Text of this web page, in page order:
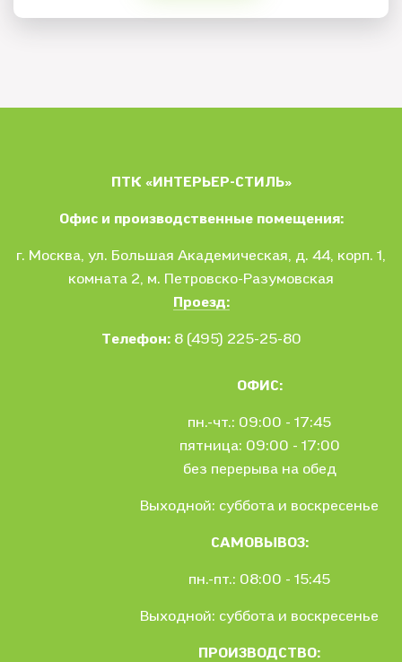
ПТК «ИНТЕРЬЕР-СТИЛЬ»
Офис и производственные помещения:
г. Москва, ул. Большая Академическая, д. 44, корп. 1,
комната 2, м. Петровско-Разумовская
Проезд:
Телефон: 8 (495) 225-25-80
ОФИС:
пн.-чт.: 09:00 - 17:45
пятница: 09:00 - 17:00
без перерыва на обед
Выходной: суббота и воскресенье
САМОВЫВОЗ:
пн.-пт.: 08:00 - 15:45
Выходной: суббота и воскресенье
ПРОИЗВОДСТВО: